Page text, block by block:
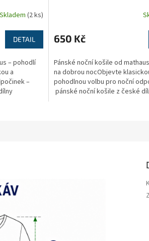
Skladem (2 ks)
DETAIL
– pohodlí
a
–
650 Kč
Pánské noční košile od
na dobrou nocObjevte
pohodlnou volbu pro noční
pánské noční košile z české